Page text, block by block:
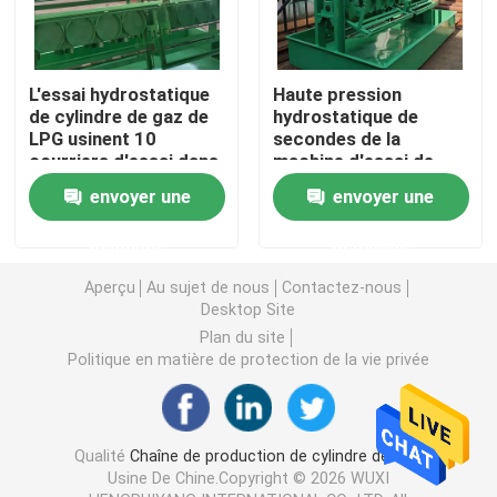
Machines de fabrication de cylindre de LPG
Machine de soudure de cylindre de LPG
Four de revêtement de poudre de LPG
Conducteur de redresseur de Decoiler
Équilibrant et perlant la machine
Machine à laver de cylindre
L'essai hydrostatique
de cylindre de gaz de
LPG usinent 10
courriers d'essai dans
le cadre
envoyer une
Haute pression
hydrostatique de
secondes de la
machine d'essai de
fabrication de cylindre
de LPG 30-120
envoyer une
Aperçu Au sujet de nous
Contactez-nous
Desktop Site
Plan du site
Politique en matière de protection de la vie privée
Qualité Chaîne de production de cylindre de LPG
Usine De Chine.Copyright © 2026 WUXI